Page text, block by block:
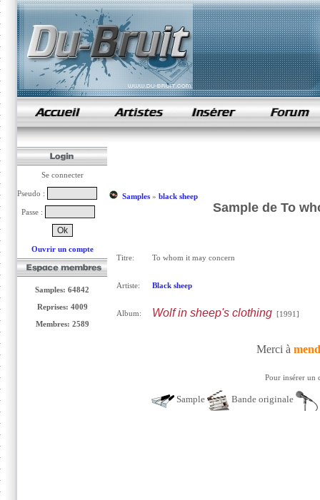
samples de rap
Se connecter
Pseudo :
Passe :
Ouvrir un compte
Samples: 64842
Reprises: 4009
Membres: 2589
Samples» black sheep
Sample de To
Titre: To whom it may concern
Artiste: Black sheep
Album: Wolf in sheep's clothing[1991]
Merci à
Pour insérer un
Sample Bande originale